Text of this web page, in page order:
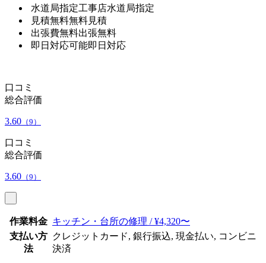
水道局指定工事店水道局指定
見積無料無料見積
出張費無料出張無料
即日対応可能即日対応
口コミ
総合評価
3.60 （9）
口コミ
総合評価
3.60 （9）
作業料金 キッチン・台所の修理 / ¥4,320〜
支払い方
法
クレジットカード, 銀行振込, 現金払い, コンビニ
決済